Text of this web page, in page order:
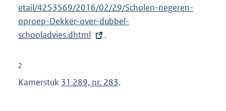
x
t
e
n
l
etail/4253569/2016/02/29/Scholen-negeren-
oproep-Dekker-over-dubbel-
schooladvies.dhtml
.
2
Kamerstuk 31 289, nr. 283.